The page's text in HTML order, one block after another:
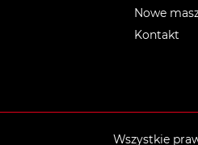
Nowe
Kontakt
Wszystkie